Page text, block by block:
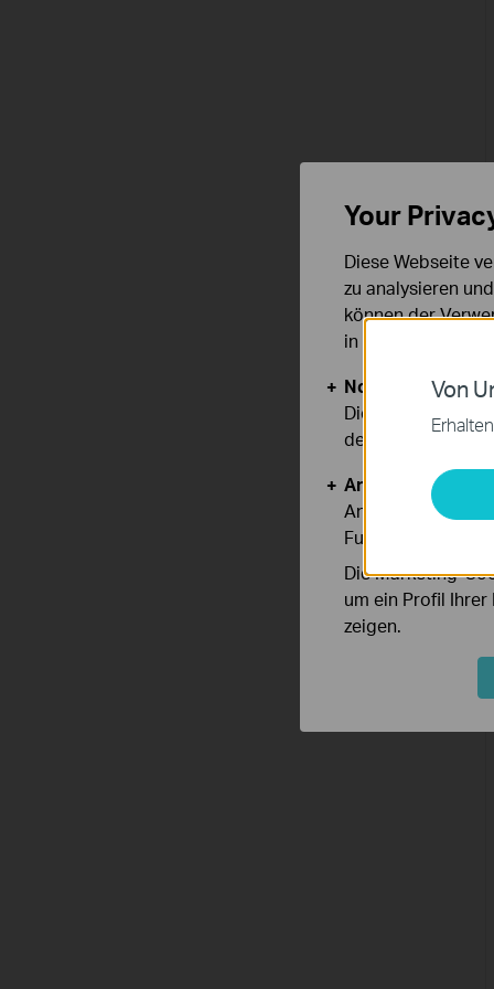
Von
Your
Diese Webseite
zu analysieren
können der
in unseren
Notwendige
Diese Cookies
deaktiviert
Analyse- und
Analyse-Cookies
Funktionsweise
Die Marketing-
um ein Profil Ihrer
zeigen.